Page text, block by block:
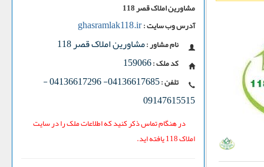
مشاورین املاک قصر 118
آدرس وب سایت :ghasramlak118.ir
نام مشاور :مشاورین املاک قصر 118
کد ملک :159066
تلفن :04136617685- 04136617296
-
09147615515
در هنگام تماس ذکر کنید که اطلاعات ملک را در سایت
املاک 118 یافته اید.